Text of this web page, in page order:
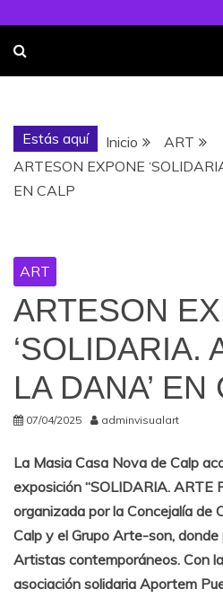
Estás aquí Inicio
ART
ARTESON EXPONE
EN CALP
ART
ARTESON
‘SOLIDARIA.
LA DANA’ EN
07/04/2025 adminvisualart
La Masia Casa Nova de Calp
exposición “SOLIDARIA. ARTE
organizada por la Concejalía de
Calp y el Grupo Arte-son,
Artistas contemporáneos. Con
asociación solidaria Aportem